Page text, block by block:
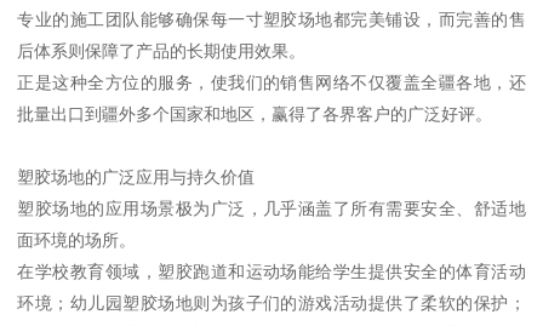
专业的施工团队能够确保每一寸塑胶场地都完美铺设，而完善的售
后体系则保障了产品的长期使用效果。
正是这种全方位的服务，使我们的销售网络不仅覆盖全疆各地，还
批量出口到疆外多个国家和地区，赢得了各界客户的广泛好评。
塑胶场地的广泛应用与持久价值
塑胶场地的应用场景极为广泛，几乎涵盖了所有需要安全、舒适地
面环境的场所。
在学校教育领域，塑胶跑道和运动场能给学生提供安全的体育活动
环境；幼儿园塑胶场地则为孩子们的游戏活动提供了柔软的保护；